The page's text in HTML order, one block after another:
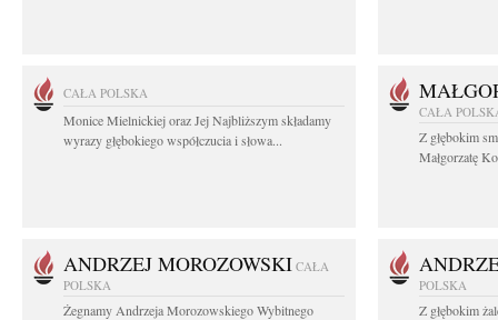
CAŁA POLSKA
Monice Mielnickiej oraz Jej Najbliższym składamy
wyrazy głębokiego współczucia i słowa...
CAŁA
Z głębokim
Małgorzatę
ANDRZEJ MOROZOWSKI CAŁA
POLSKA
Żegnamy Andrzeja Morozowskiego Wybitnego
POLSKA
Z głębokim